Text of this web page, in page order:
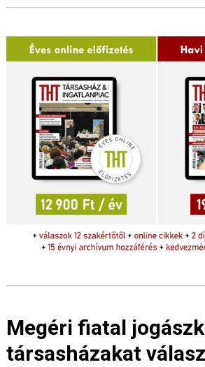
Megéri fiatal
társasházakat